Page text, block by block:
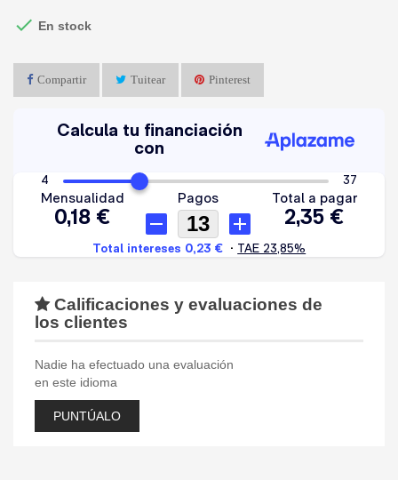
 En stock
Compartir Tuitear Pinterest
Calificaciones y evaluaciones de
los clientes
Nadie ha efectuado una evaluación
en este idioma
PUNTÚALO